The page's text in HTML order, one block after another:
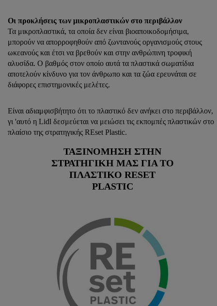
Οι προκλήσεις των μικροπλαστικών στο περιβάλλον
Τα μικροπλαστικά, τα οποία δεν είναι βιοαποικοδομήσιμα,
μπορούν να απορροφηθούν από ζωντανούς οργανισμούς στους
ωκεανούς και έτσι να βρεθούν και στην ανθρώπινη τροφική
αλυσίδα. Ο βαθμός στον οποίο αυτά τα πλαστικά σωματίδια
αποτελούν κίνδυνο για τον άνθρωπο και τα ζώα ερευνάται σε
διάφορες επιστημονικές μελέτες.
Είναι αδιαμφισβήτητο ότι το πλαστικό δεν ανήκει στο περιβάλλον,
γι 'αυτό η Lidl δεσμεύεται να μειώσει τις εκπομπές πλαστικών στο
πλαίσιο της στρατηγικής REset Plastic.
ΤΑΞΙΝΌΜΗΣΗ ΣΤΗΝ
ΣΤΡΑΤΗΓΙΚΉ ΜΑΣ ΓΙΑ ΤΟ
ΠΛΑΣΤΙΚΌ RESET
PLASTIC